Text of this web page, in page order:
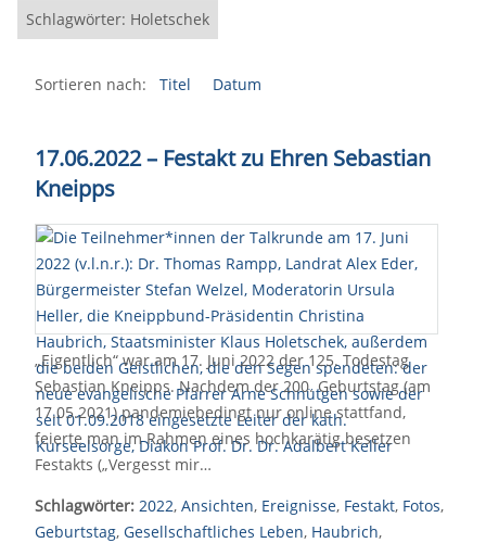
Schlagwörter: Holetschek
Sortieren nach: Titel Datum
17.06.2022 – Festakt zu Ehren Sebastian
Kneipps
„Eigentlich“ war am 17. Juni 2022 der 125. Todestag
Sebastian Kneipps. Nachdem der 200. Geburtstag (am
17.05.2021) pandemiebedingt nur online stattfand,
feierte man im Rahmen eines hochkarätig besetzen
Festakts („Vergesst mir…
Schlagwörter: 2022, Ansichten, Ereignisse, Festakt, Fotos,
Geburtstag, Gesellschaftliches Leben, Haubrich,